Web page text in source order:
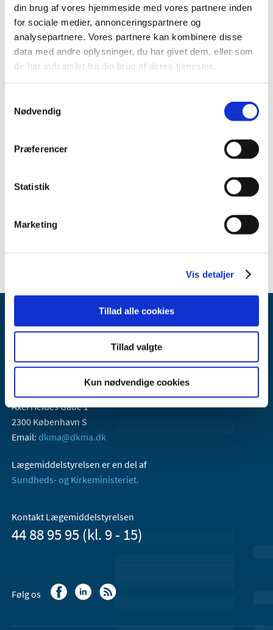
din brug af vores hjemmeside med vores partnere inden
for sociale medier, annonceringspartnere og
analysepartnere. Vores partnere kan kombinere disse
data med andre oplysninger, du har givet dem, eller som
de har indsamlet fra din brug af deres tjenester.
Nødvendig
Præferencer
Statistik
Marketing
Vis detaljer
Tillad alle cookies
Tillad valgte
Kun nødvendige cookies
2017 (167)
2016 (167)
2015 (33)
2014 (44)
2013 (49)
2011 (13)
2008 (8)
2006 (9)
november (1)
Axel Heides Gade 1
2300 København S
Email: dkma@dkma.dk
Lægemiddelstyrelsen er en del af
Sundheds- og Kirkeministeriet.
Kontakt Lægemiddelstyrelsen
44 88 95 95 (kl. 9 - 15)
Følg os